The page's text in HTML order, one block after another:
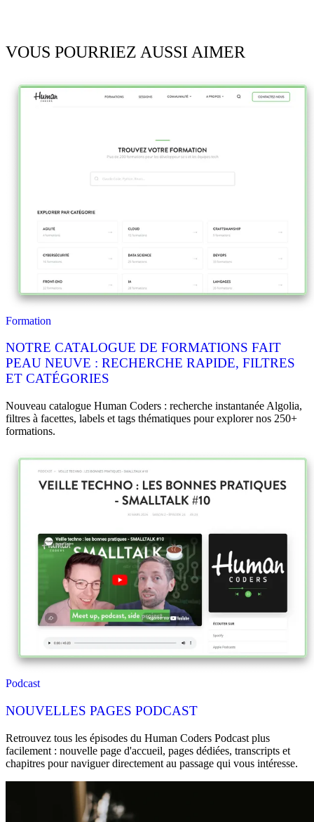
VOUS POURRIEZ AUSSI AIMER
Formation
NOTRE CATALOGUE DE FORMATIONS FAIT
PEAU NEUVE : RECHERCHE RAPIDE, FILTRES
ET CATÉGORIES
Nouveau catalogue Human Coders : recherche instantanée Algolia,
filtres à facettes, labels et tags thématiques pour explorer nos 250+
formations.
Podcast
NOUVELLES PAGES PODCAST
Retrouvez tous les épisodes du Human Coders Podcast plus
facilement : nouvelle page d'accueil, pages dédiées, transcripts et
chapitres pour naviguer directement au passage qui vous intéresse.